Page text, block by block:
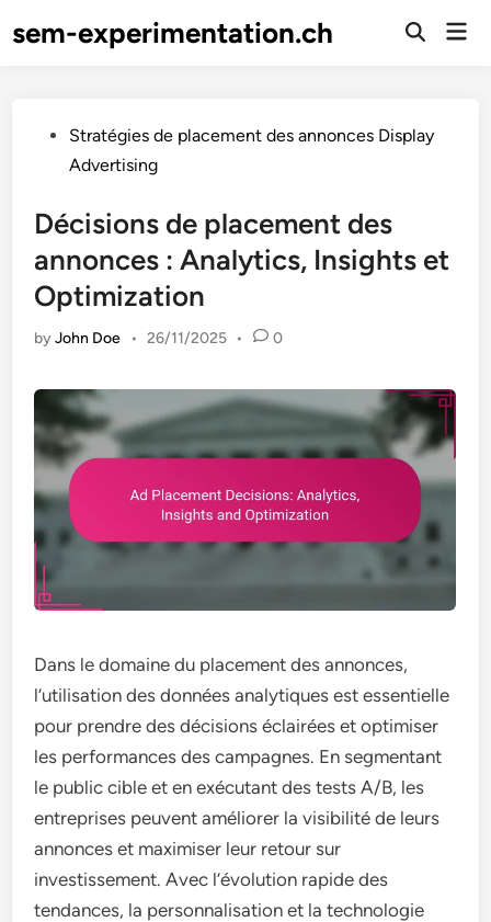
tosem-experimentation.ch
Open
PostedStratégies de placement des annonces Display
Advertising
Décisions de placement des
annonces : Analytics, Insights et
Optimization
byJohn Doe • 26/11/2025 • 0
Dans le domaine du placement des annonces,
l’utilisation des données analytiques est essentielle
pour prendre des décisions éclairées et optimiser
les performances des campagnes. En segmentant
le public cible et en exécutant des tests A/B, les
entreprises peuvent améliorer la visibilité de leurs
annonces et maximiser leur retour sur
investissement. Avec l’évolution rapide des
tendances, la personnalisation et la technologie